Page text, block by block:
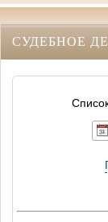
СУДЕБНОЕ